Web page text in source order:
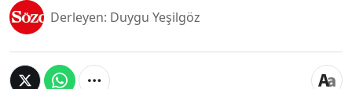
Derleyen: Duygu Yeşilgöz